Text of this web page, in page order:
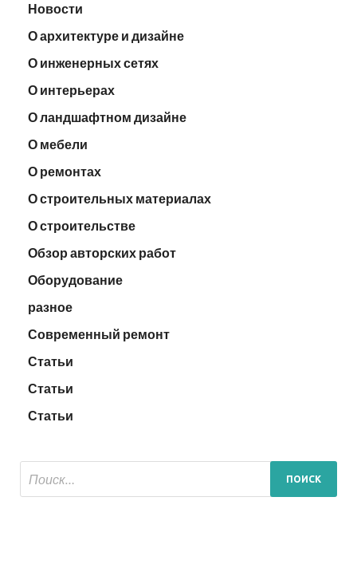
Новости
О архитектуре и дизайне
О инженерных сетях
О интерьерах
О ландшафтном дизайне
О мебели
О ремонтах
О строительных материалах
О строительстве
Обзор авторских работ
Оборудование
разное
Современный ремонт
Статьи
Статьи
Статьи